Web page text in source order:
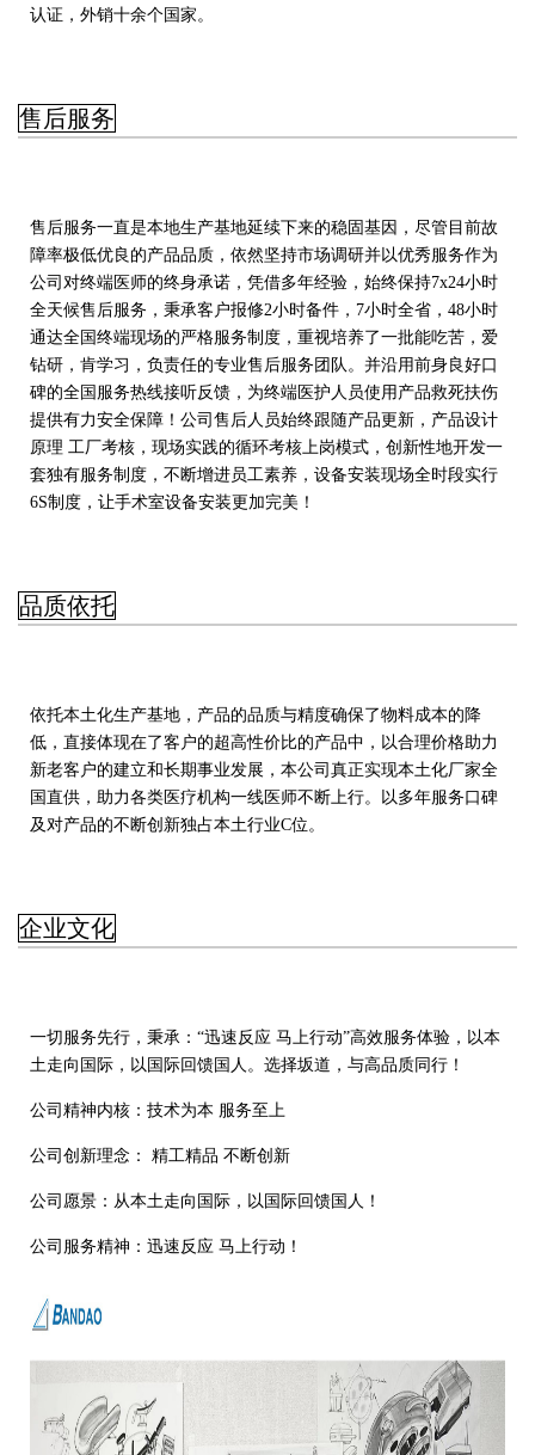
认证，外销十余个国家。
售后服务
售后服务一直是本地生产基地延续下来的稳固基因，尽管目前故
障率极低优良的产品品质，依然坚持市场调研并以优秀服务作为
公司对终端医师的终身承诺，凭借多年经验，始终保持7x24小时
全天候售后服务，秉承客户报修2小时备件，7小时全省，48小时
通达全国终端现场的严格服务制度，重视培养了一批能吃苦，爱
钻研，肯学习，负责任的专业售后服务团队。并沿用前身良好口
碑的全国服务热线接听反馈，为终端医护人员使用产品救死扶伤
提供有力安全保障！公司售后人员始终跟随产品更新，产品设计
原理 工厂考核，现场实践的循环考核上岗模式，创新性地开发一
套独有服务制度，不断增进员工素养，设备安装现场全时段实行
6S制度，让手术室设备安装更加完美！
品质依托
依托本土化生产基地，产品的品质与精度确保了物料成本的降
低，直接体现在了客户的超高性价比的产品中，以合理价格助力
新老客户的建立和长期事业发展，本公司真正实现本土化厂家全
国直供，助力各类医疗机构一线医师不断上行。以多年服务口碑
及对产品的不断创新独占本土行业C位。
企业文化
一切服务先行，秉承：“迅速反应 马上行动”高效服务体验，以本
土走向国际，以国际回馈国人。选择坂道，与高品质同行！
公司精神内核：技术为本 服务至上
公司创新理念： 精工精品 不断创新
公司愿景：从本土走向国际，以国际回馈国人！
公司服务精神：迅速反应 马上行动！